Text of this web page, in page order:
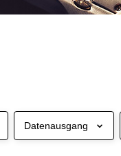
Datenausgang